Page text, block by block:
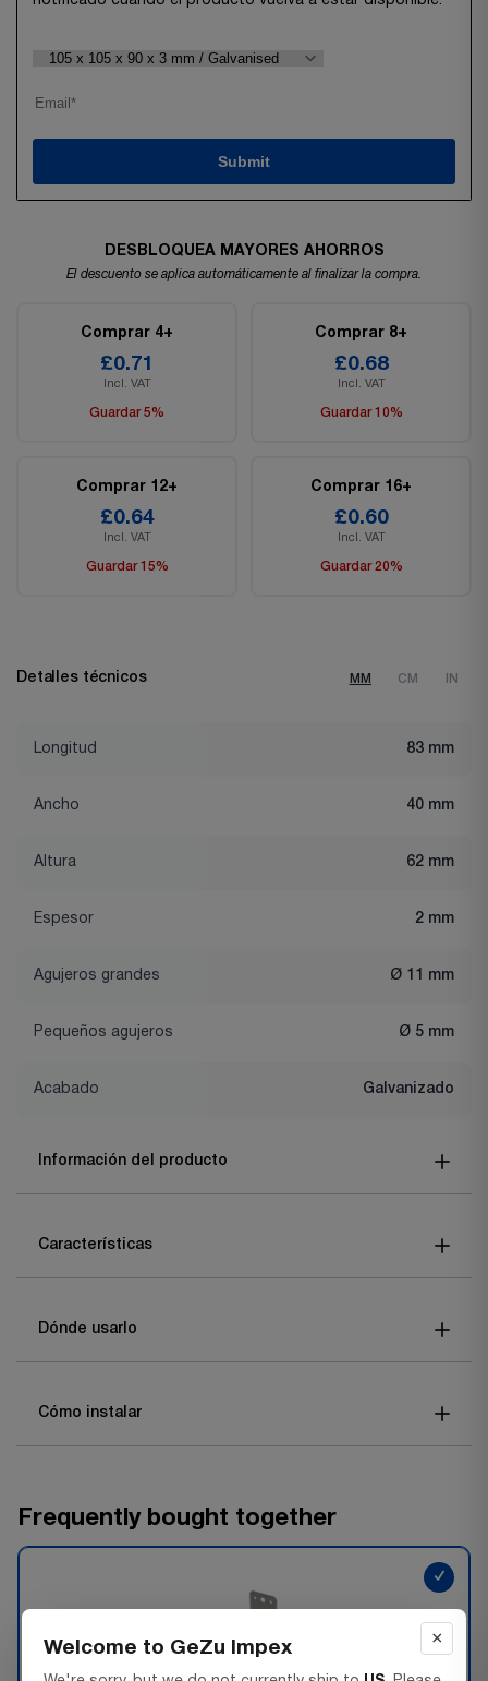
Submit
DESBLOQUEA MAYORES AHORROS
El descuento se aplica automáticamente al finalizar la compra.
Comprar 4+
£0.71
Incl. VAT
Guardar 5%
Comprar 8+
£0.68
Incl. VAT
Guardar 10%
Comprar 12+
£0.64
Incl. VAT
Guardar 15%
Comprar 16+
£0.60
Incl. VAT
Guardar 20%
Detalles técnicos MM CM IN
Longitud 83 mm
Ancho 40 mm
Altura 62 mm
Espesor 2 mm
Agujeros grandes Ø 11 mm
Pequeños agujeros Ø 5 mm
Acabado Galvanizado
Información del producto
Características
Dónde usarlo
Cómo instalar
Frequently bought together
✓
×
Welcome to GeZu Impex